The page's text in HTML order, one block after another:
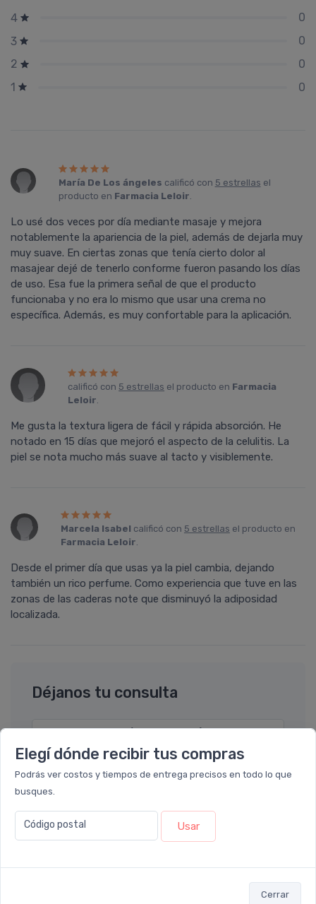
Elegí dónde recibir tus compras
Podrás ver costos y tiempos de entrega precisos en todo lo que
busques.
Código postal Usar
Cerrar
4
0
3
0
2
0
1
0
María De Los ángeles calificó con 5 estrellas el
producto en Farmacia Leloir.
Lo usé dos veces por día mediante masaje y mejora
notablemente la apariencia de la piel, además de dejarla muy
muy suave. En ciertas zonas que tenía cierto dolor al
masajear dejé de tenerlo conforme fueron pasando los días
de uso. Esa fue la primera señal de que el producto
funcionaba y no era lo mismo que usar una crema no
específica. Además, es muy confortable para la aplicación.
calificó con 5 estrellas el producto en Farmacia
Leloir.
Me gusta la textura ligera de fácil y rápida absorción. He
notado en 15 dí­as que mejoró el aspecto de la celulitis. La
piel se nota mucho más suave al tacto y visiblemente.
Marcela Isabel calificó con 5 estrellas el producto en
Farmacia Leloir.
Desde el primer dí­a que usas ya la piel cambia, dejando
también un rico perfume. Como experiencia que tuve en las
zonas de las caderas note que disminuyó la adiposidad
localizada.
Déjanos tu consulta
Nombre completo* (ej. Diego Lopez)
Email* (ej. diego.lopez@email.com)
Teléfono